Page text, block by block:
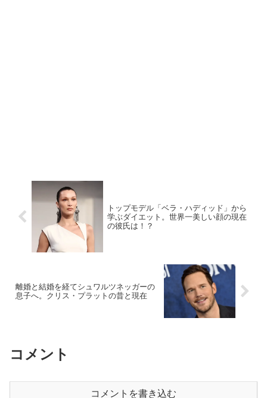
トップモデル「ベラ・ハディッド」から
学ぶダイエット。世界一美しい顔の現在
の彼氏は！？
離婚と結婚を経てシュワルツネッガーの
息子へ。クリス・プラットの昔と現在
コメント
コメントを書き込む